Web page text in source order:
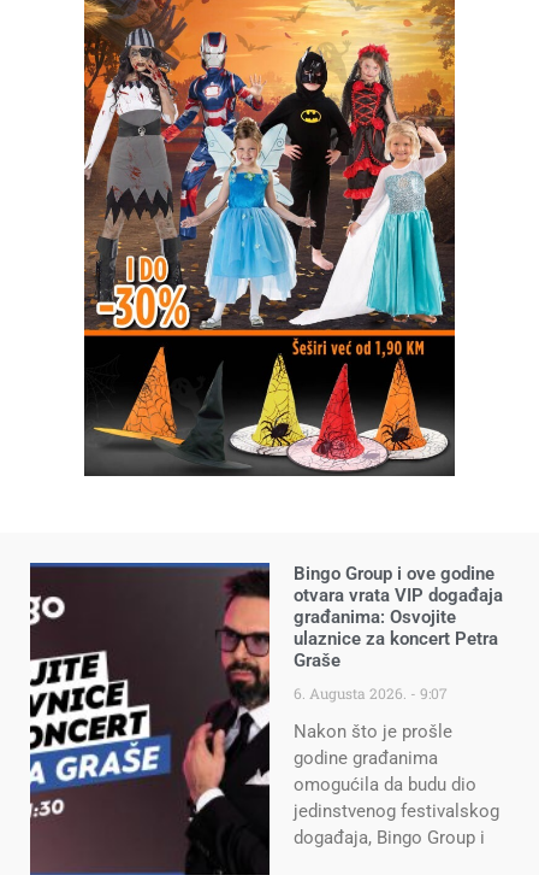
Bingo Group i ove godine
otvara vrata VIP događaja
građanima: Osvojite
ulaznice za koncert Petra
Graše
6. Augusta 2026. 9:07
Nakon što je prošle
godine građanima
omogućila da budu dio
jedinstvenog festivalskog
događaja, Bingo Group i